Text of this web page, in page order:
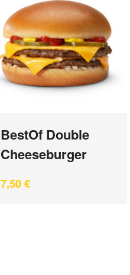
BestOf Double
Cheeseburger
7,50€